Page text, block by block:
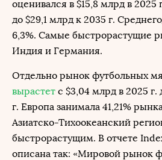
оценивался в $15,8 млрд в
до $29,1 млрд к 2035 г.
6,3%. Самые быстрорастущие
Индия и Германия.
Отдельно рынок футбольных
вырастет с $3,04 млрд в 2025 г.
г. Европа занимала 41,21%
Азиатско-Тихоокеанский
быстрорастущим. В отчете
описана так: «Мировой рынок